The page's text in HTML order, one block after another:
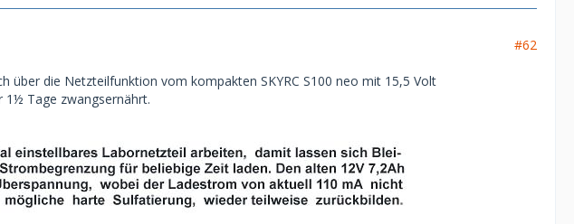
#62
über die Netzteilfunktion vom kompakten SKYRC S100 neo mit 15,5 Volt
1½ Tage zwangsernährt.